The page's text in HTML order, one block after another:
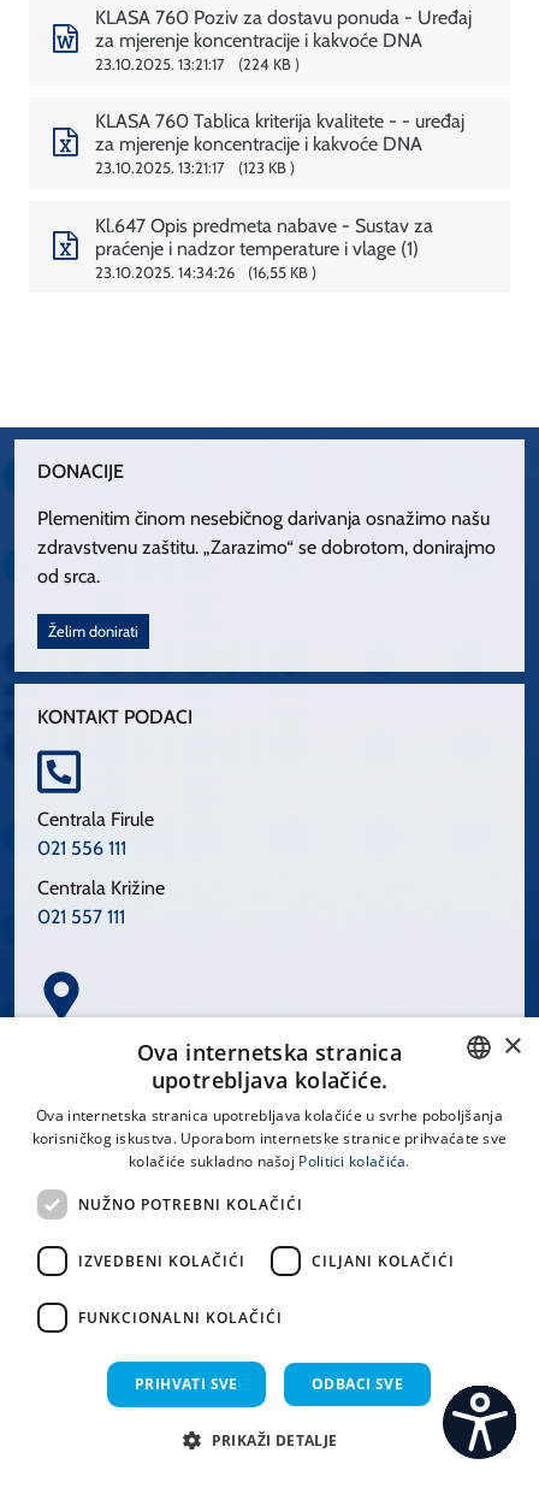
KLASA 760 Poziv za dostavu ponuda - Uređaj
za mjerenje koncentracije i kakvoće DNA
23.10.2025. 13:21:17 224 KB
KLASA 760 Tablica kriterija kvalitete - - uređaj
za mjerenje koncentracije i kakvoće DNA
23.10.2025. 13:21:17 123 KB
Kl.647 Opis predmeta nabave - Sustav za
praćenje i nadzor temperature i vlage (1)
23.10.2025. 14:34:26 16,55 KB
DONACIJE
Plemenitim činom nesebičnog darivanja osnažimo našu
zdravstvenu zaštitu. „Zarazimo“ se dobrotom, donirajmo
od srca.
Želim donirati
KONTAKT PODACI
Centrala Firule
021 556 111
Centrala Križine
021 557 111
Spinčićeva 1, 21000 Split
LINKOVI
Uvjeti korištenja
CROATIAN
×
Ova internetska stranica
upotrebljava kolačiće.
Ova internetska stranica upotrebljava kolačiće u svrhe poboljšanja
korisničkog iskustva. Uporabom internetske stranice prihvaćate sve
kolačiće sukladno našoj Politici kolačića.
NUŽNO POTREBNI KOLAČIĆI
IZVEDBENI KOLAČIĆI CILJANI KOLAČIĆI
FUNKCIONALNI KOLAČIĆI
PRIHVATI SVE ODBACI SVE
PRIKAŽI DETALJE